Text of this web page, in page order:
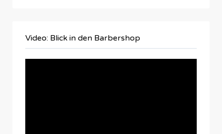
Video: Blick in den Barbershop